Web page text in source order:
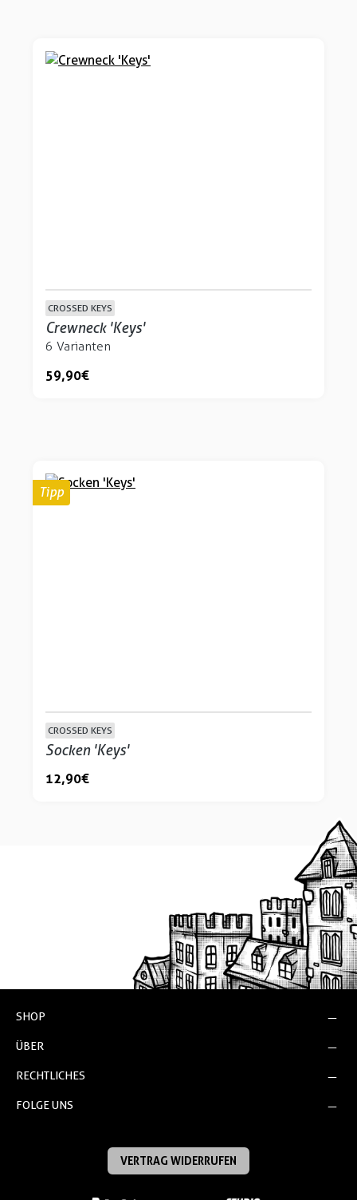
CROSSED KEYS
Crewneck 'Keys'
6 Varianten
59,90 €
Tipp
CROSSED KEYS
Socken 'Keys'
12,90 €
SHOP
ÜBER
RECHTLICHES
FOLGE UNS
VERTRAG WIDERRUFEN